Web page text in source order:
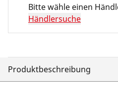
Bitte wähle einen
Händlersuche
Produktbeschreibung